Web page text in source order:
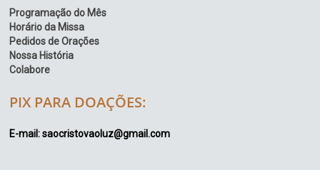
Programação do Mês
Horário da Missa
Pedidos de Orações
Nossa História
Colabore
PIX PARA DOAÇÕES:
E-mail: saocristovaoluz@gmail.com